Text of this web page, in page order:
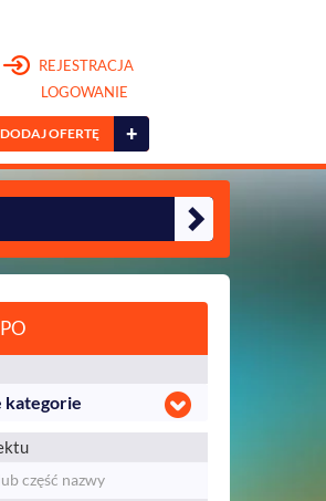
REJESTRACJA
LOGOWANIE
DODAJ OFERTĘ +
kategorie